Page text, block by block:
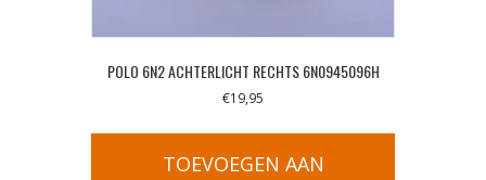
POLO 6N2 ACHTERLICHT RECHTS 6N0945096H
€19,95
TOEVOEGEN AAN